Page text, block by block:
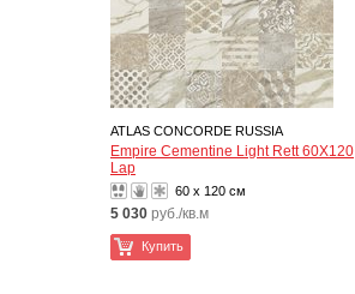
ATLAS CONCORDE RUSSIA
Empire Cementine Light Rett 60X120
Lap
60 x 120 см
5 030 руб./кв.м
Купить